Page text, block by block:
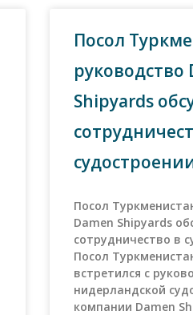
Посол
руководство
Shipyards
Посол
Damen Shipyards
сотрудничество в
Посол
встретился с
нидерландской
компании Damen